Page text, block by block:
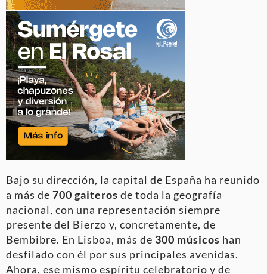
Bajo su dirección, la capital de España ha reunido
a más de 700 gaiteros de toda la geografía
nacional, con una representación siempre
presente del Bierzo y, concretamente, de
Bembibre. En Lisboa, más de 300 músicos han
desfilado con él por sus principales avenidas.
Ahora, ese mismo espíritu celebratorio y de